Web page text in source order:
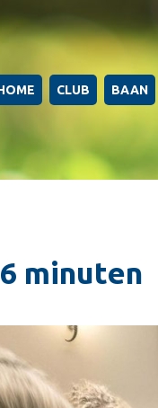
CLUB BAAN
minuten